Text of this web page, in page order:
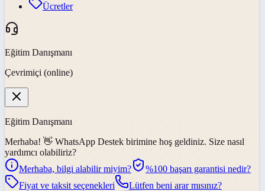
Ücretler
Eğitim Danışmanı
Çevrimiçi (online)
Eğitim Danışmanı
Merhaba! 👋 WhatsApp Destek birimine hoş geldiniz. Size nasıl
yardımcı olabiliriz?
Merhaba, bilgi alabilir miyim?
%100 başarı garantisi nedir?
Fiyat ve taksit seçenekleri
Lütfen beni arar mısınız?